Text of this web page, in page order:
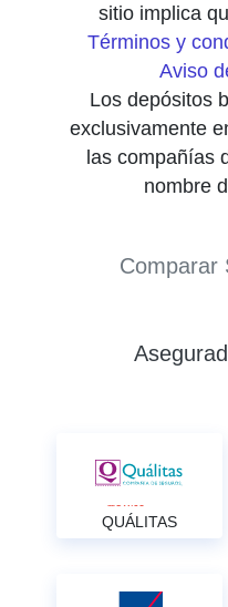
sitio implica
Términos y
Aviso
Los depósitos
exclusivamente
las compañías
nombre
Comparar
QUÁLITAS